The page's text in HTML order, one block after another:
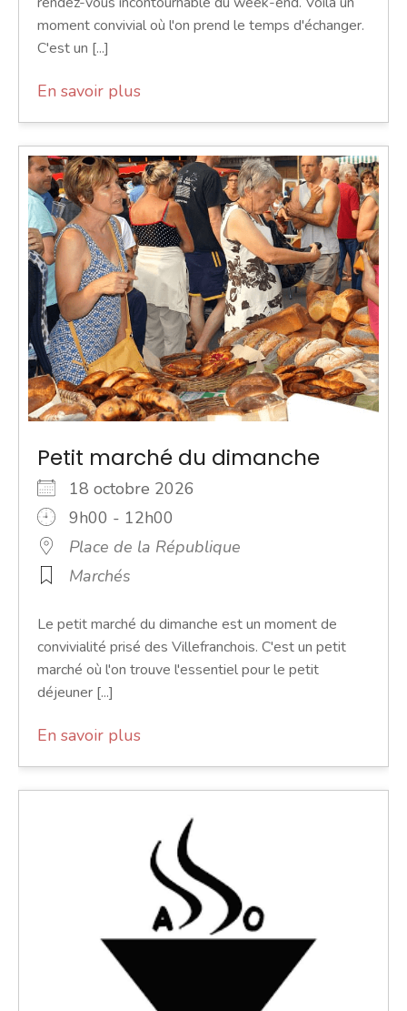
moment convivial où l'on prend le temps d'échanger.
C'est un [...]
En savoir plus
Petit marché du dimanche
18 octobre 2026
9h00 - 12h00
Place de la République
Marchés
Le petit marché du dimanche est un moment de
convivialité prisé des Villefranchois. C'est un petit
marché où l'on trouve l'essentiel pour le petit
déjeuner [...]
En savoir plus